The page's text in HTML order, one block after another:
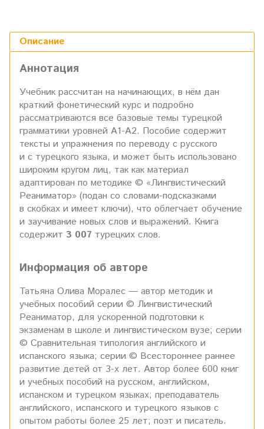
Описание
Аннотация
Учебник рассчитан на начинающих, в нём дан
краткий фонетический курс и подробно
рассматриваются все базовые темы турецкой
грамматики уровней А1-А2. Пособие содержит
тексты и упражнения по переводу с русского
и с турецкого языка, и может быть использовано
широким кругом лиц, так как материал
адаптирован по методике © «Лингвистический
Реаниматор» (подан со словами-подсказками
в скобках и имеет ключи), что облегчает обучение
и заучивание новых слов и выражений. Книга
содержит 3 007 турецких слов.
Информация об авторе
Татьяна Олива Моралес — автор методик и
учебных пособий серии © Лингвистический
Реаниматор, для ускоренной подготовки к
экзаменам в школе и лингвистическом вузе; серии
© Сравнительная типология английского и
испанского языка; серии © Всестороннее раннее
развитие детей от 3-х лет. Автор более 600 книг
и учебных пособий на русском, английском,
испанском и турецком языках; преподаватель
английского, испанского и турецкого языков c
опытом работы более 25 лет; поэт и писатель.